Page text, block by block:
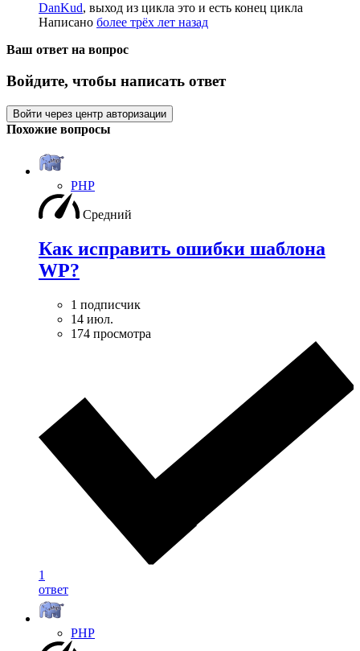
DanKud, выход из цикла это и есть конец цикла
Написано более трёх лет назад
Ваш ответ на вопрос
Войдите, чтобы написать ответ
Войти через центр авторизации
Похожие вопросы
PHP
Средний
Как исправить ошибки шаблона
WP?
1 подписчик
14 июл.
174 просмотра
1
ответ
PHP